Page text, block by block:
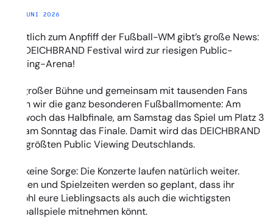
11. JUNI 2026
Pünktlich zum Anpfiff der Fußball-WM gibt’s große News:
Das DEICHBRAND Festival wird zur riesigen Public-
Viewing-Arena!
Auf großer Bühne und gemeinsam mit tausenden Fans
feiern wir die ganz besonderen Fußballmomente: Am
Mittwoch das Halbfinale, am Samstag das Spiel um Platz 3
und am Sonntag das Finale. Damit wird das DEICHBRAND
zum größten Public Viewing Deutschlands.
Und keine Sorge: Die Konzerte laufen natürlich weiter.
Bühnen und Spielzeiten werden so geplant, dass ihr
sowohl eure Lieblingsacts als auch die wichtigsten
Fußballspiele mitnehmen könnt.